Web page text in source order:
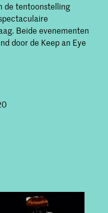
de tentoonstelling
Beide evenementen
door de Keep an Eye